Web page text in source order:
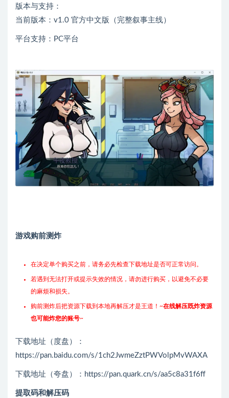
版本与支持：
当前版本：v1.0 官方中文版（完整叙事主线）
平台支持：PC平台
游戏购前测炸
在决定单个购买之前，请务必先检查下载地址是否可正常访问。
若遇到无法打开或提示失效的情况，请勿进行购买，以避免不必要
的麻烦和损失。
购前测炸后把资源下载到本地再解压才是王道！~在线解压既炸资源
也可能炸您的账号~
下载地址（度盘）：
https://pan.baidu.com/s/1ch2JwmeZztPWVolpMvWAXA
下载地址（夸盘）：https://pan.quark.cn/s/aa5c8a31f6ff
提取码和解压码